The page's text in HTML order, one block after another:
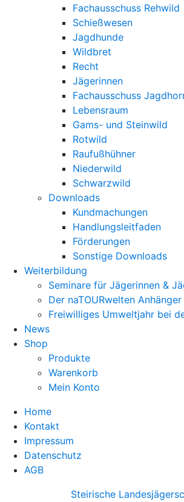
Fachausschuss Rehwild
Schießwesen
Jagdhunde
Wildbret
Recht
Jägerinnen
Fachausschuss
Lebensraum
Gams- und Steinwild
Rotwild
Raufußhühner
Niederwild
Schwarzwild
Downloads
Kundmachungen
Handlungsleitfaden
Förderungen
Sonstige Downloads
Weiterbildung
Seminare für Jägerinnen &
Der naTOURwelten Anhänger
Freiwilliges Umweltjahr bei
News
Shop
Produkte
Warenkorb
Mein Konto
Home
Kontakt
Impressum
Datenschutz
AGB
Steirische